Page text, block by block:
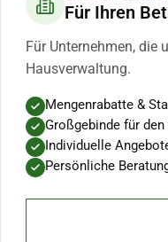
Für Ihren
Für Unternehmen, die
Hausverwaltung.
Mengenrabatte &
Großgebinde für
Individuelle
Persönliche